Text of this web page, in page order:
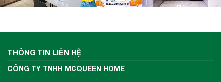
THÔNG TIN LIÊN HỆ
CÔNG TY TNHH MCQUEEN HOME